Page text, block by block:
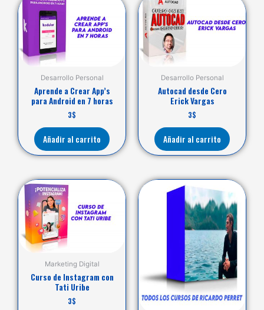
Desarrollo Personal
Aprende a Crear App’s
para Android en 7 horas
3$
Añadir al carrito
Desarrollo Personal
Autocad desde Cero
Erick Vargas
3$
Añadir al carrito
Marketing Digital
Curso de Instagram con
Tati Uribe
3$